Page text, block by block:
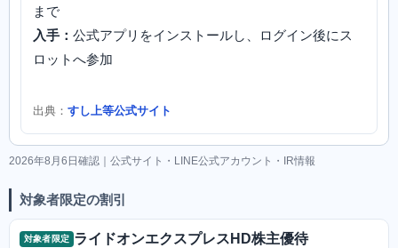
まで
入手： 公式アプリをインストールし、ログイン後にス
ロットへ参加
出典： すし上等公式サイト
2026年8月6日確認｜公式サイト・LINE公式アカウント・IR情報
対象者限定の割引
対象者限定 ライドオンエクスプレスHD株主優待